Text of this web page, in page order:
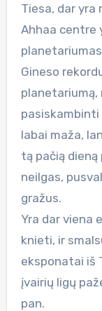
Tiesa, dar
Ahhaa centre
Gineso
planetariumą,
labai maža,
tą pačią
neilgas,
gražus.
Yra dar viena
knieti, ir
eksponatai iš
įvairių ligų
pan.